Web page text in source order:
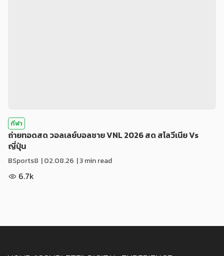
กีฬา
ถ่ายทอดสด วอลเลย์บอลชาย VNL 2026 สด สโลวีเนีย Vs
ญี่ปุ่น
BSports8 |02.08.26 | 3 min read
6.7k